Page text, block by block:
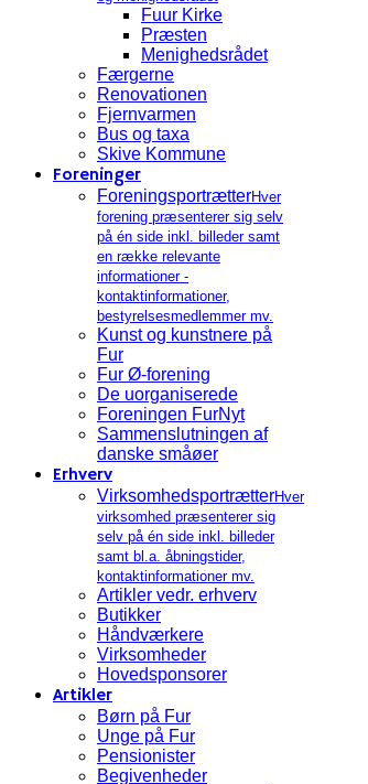
Fuur Kirke
Præsten
Menighedsrådet
Færgerne
Renovationen
Fjernvarmen
Bus og taxa
Skive Kommune
Foreninger
ForeningsportrætterHver
forening præsenterer sig selv
på én side inkl. billeder samt
en række relevante
informationer -
kontaktinformationer,
bestyrelsesmedlemmer mv.
Kunst og kunstnere på
Fur
Fur Ø-forening
De uorganiserede
Foreningen FurNyt
Sammenslutningen af
danske småøer
Erhverv
VirksomhedsportrætterHver
virksomhed præsenterer sig
selv på én side inkl. billeder
samt bl.a. åbningstider,
kontaktinformationer mv.
Artikler vedr. erhverv
Butikker
Håndværkere
Virksomheder
Hovedsponsorer
Artikler
Børn på Fur
Unge på Fur
Pensionister
Begivenheder